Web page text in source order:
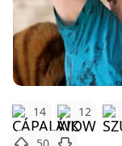
14 12
50